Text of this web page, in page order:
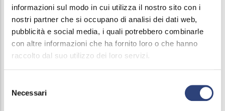
informazioni sul modo in cui utilizza il nostro sito con i
nostri partner che si occupano di analisi dei dati web,
pubblicità e social media, i quali potrebbero combinarle
con altre informazioni che ha fornito loro o che hanno
raccolto dal suo utilizzo dei loro servizi.
delNecessari
CLICKING HERE
their username and password for the log-in. The